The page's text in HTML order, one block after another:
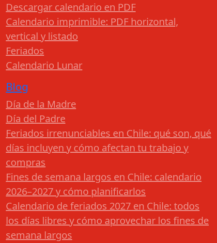
Descargar calendario en PDF
Calendario imprimible: PDF horizontal,
vertical y listado
Feriados
Calendario Lunar
Blog
Día de la Madre
Día del Padre
Feriados irrenunciables en Chile: qué son, qué
días incluyen y cómo afectan tu trabajo y
compras
Fines de semana largos en Chile: calendario
2026–2027 y cómo planificarlos
Calendario de feriados 2027 en Chile: todos
los días libres y cómo aprovechar los fines de
semana largos